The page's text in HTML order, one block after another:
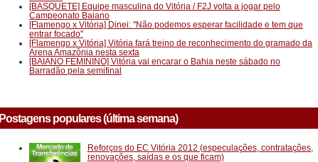
[BASQUETE] Equipe masculina do Vitória / F2J volta a jogar pelo
Campeonato Baiano
[Flamengo x Vitória] Dinei: "Não podemos esperar facilidade e tem que
entrar focado"
[Flamengo x Vitória] Vitória fará treino de reconhecimento do gramado da
Arena Amazônia nesta sexta
[BAIANO FEMININO] Vitória vai encarar o Bahia neste sábado no
Barradão pela semifinal
Postagens populares (última semana)
Reforços do EC Vitória 2012 (especulações, contratações,
renovações, saídas e os que ficam)